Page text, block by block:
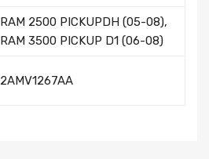
RAM 2500 PICKUPDH (05-08),
RAM 3500 PICKUP D1 (06-08)
2AMV1267AA